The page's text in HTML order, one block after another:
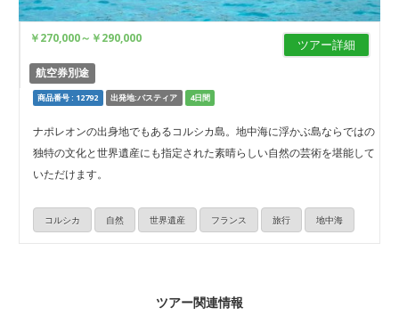
ツアー詳細
￥270,000～ ￥290,000
航空券別途
商品番号 : 12792 出発地:バスティア 4日間
ナポレオンの出身地でもあるコルシカ島。地中海に浮かぶ島ならではの
独特の文化と世界遺産にも指定された素晴らしい自然の芸術を堪能して
いただけます。
コルシカ 自然 世界遺産 フランス 旅行 地中海
ツアー関連情報